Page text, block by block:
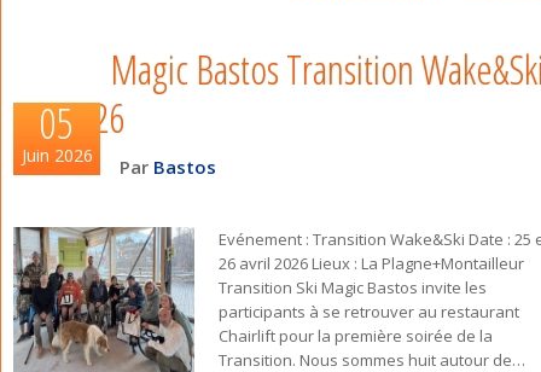
Magic Bastos Transition
2026
05
Juin 2026 Par Bastos
Evénement : Transition Wake&Ski Date : 25
26 avril 2026 Lieux : La Plagne+Montailleur
Transition Ski Magic Bastos invite les
participants à se retrouver au restaurant
Chairlift pour la première soirée de la
Transition. Nous sommes huit autour de…